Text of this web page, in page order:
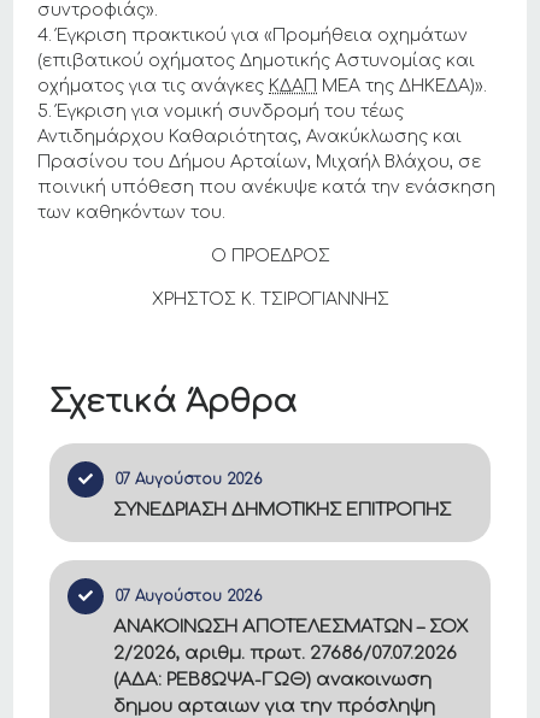
Σχετικά Άρθρα
07 Αυγούστου 2026
ΣΥΝΕΔΡΙΑΣΗ ΔΗΜΟΤΙΚΗΣ ΕΠΙΤΡΟΠΗΣ
07 Αυγούστου 2026
ΑΝΑΚΟΙΝΩΣΗ ΑΠΟΤΕΛΕΣΜΑΤΩΝ – ΣΟΧ
2/2026, αριθμ. πρωτ. 27686/07.07.2026
(ΑΔΑ: ΡΕΒ8ΩΨΑ-ΓΩΘ) ανακοινωση
δημου αρταιων για την πρόσληψη
συντροφιάς».
4. Έγκριση πρακτικού για «Προμήθεια οχημάτων
(επιβατικού οχήματος Δημοτικής Αστυνομίας και
οχήματος για τις ανάγκες ΚΔΑΠ
ΜΕΑ της ΔΗΚΕΔΑ)».
5. Έγκριση για νομική συνδρομή του τέως
Αντιδημάρχου Καθαριότητας, Ανακύκλωσης και
Πρασίνου του Δήμου Αρταίων, Μιχαήλ Βλάχου, σε
ποινική υπόθεση που ανέκυψε κατά την ενάσκηση
των καθηκόντων του.
Ο ΠΡΟΕΔΡΟΣ
ΧΡΗΣΤΟΣ Κ. ΤΣΙΡΟΓΙΑΝΝΗΣ